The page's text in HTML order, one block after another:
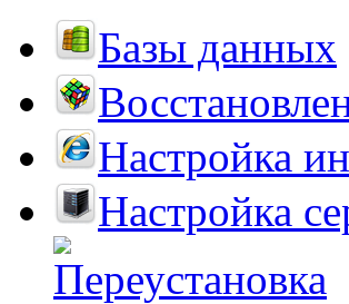
Базы данных
Настройка
Настройка